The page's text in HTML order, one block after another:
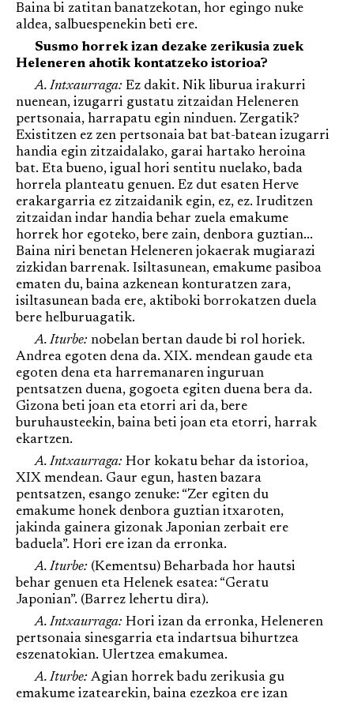
Baina bi zatitan banatzekotan, hor egingo nuke
aldea, salbuespenekin beti ere.
Susmo horrek izan dezake zerikusia zuek
Heleneren ahotik kontatzeko istorioa?
A. Intxaurraga: Ez dakit. Nik liburua irakurri
nuenean, izugarri gustatu zitzaidan Heleneren
pertsonaia, harrapatu egin ninduen. Zergatik?
Existitzen ez zen pertsonaia bat bat-batean izugarri
handia egin zitzaidalako, garai hartako heroina
bat. Eta bueno, igual hori sentitu nuelako, bada
horrela planteatu genuen. Ez dut esaten Herve
erakargarria ez zitzaidanik egin, ez, ez. Iruditzen
zitzaidan indar handia behar zuela emakume
horrek hor egoteko, bere zain, denbora guztian...
Baina niri benetan Heleneren jokaerak mugiarazi
zizkidan barrenak. Isiltasunean, emakume pasiboa
ematen du, baina azkenean konturatzen zara,
isiltasunean bada ere, aktiboki borrokatzen duela
bere helburuagatik.
A. Iturbe: nobelan bertan daude bi rol horiek.
Andrea egoten dena da. XIX. mendean gaude eta
egoten dena eta harremanaren inguruan
pentsatzen duena, gogoeta egiten duena bera da.
Gizona beti joan eta etorri ari da, bere
buruhausteekin, baina beti joan eta etorri, harrak
ekartzen.
A. Intxaurraga: Hor kokatu behar da istorioa,
XIX mendean. Gaur egun, hasten bazara
pentsatzen, esango zenuke: “Zer egiten du
emakume honek denbora guztian itxaroten,
jakinda gainera gizonak Japonian zerbait ere
baduela”. Hori ere izan da erronka.
A. Iturbe: (Kementsu) Beharbada hor hautsi
behar genuen eta Helenek esatea: “Geratu
Japonian”. (Barrez lehertu dira).
A. Intxaurraga: Hori izan da erronka, Heleneren
pertsonaia sinesgarria eta indartsua bihurtzea
eszenatokian. Ulertzea emakumea.
A. Iturbe: Agian horrek badu zerikusia gu
emakume izatearekin, baina ezezkoa ere izan